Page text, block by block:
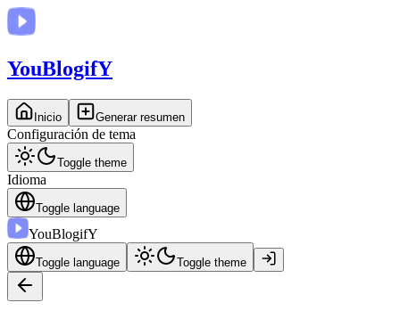
YouBlogifY
Inicio Generar resumen
Configuración de tema
Toggle theme
Idioma
Toggle language
YouBlogifY
Toggle language Toggle theme